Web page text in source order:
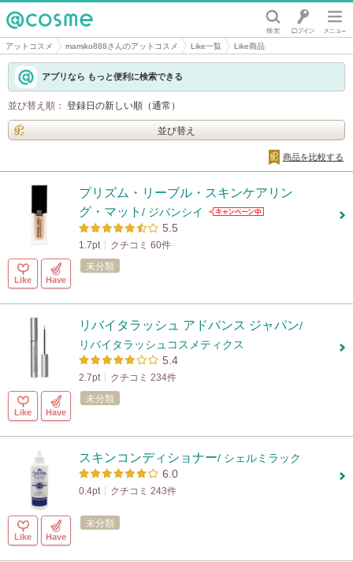
@cosme
アットコスメ mamiko888さんのアットコスメ Like一覧 Like商品
アプリなら もっと便利に検索できる
並び替え順： 登録日の新しい順（通常）
並び替え
商品を比較する
プリズム・リーブル・スキンケアリン
グ・マット / ジバンシイ
5.5
1.7pt クチコミ 60件
Like Have
未分類
リバイタラッシュ アドバンス ジャパン/
リバイタラッシュコスメティクス
5.4
2.7pt クチコミ 234件
Like Have
未分類
スキンコンディショナー/ シェルミラック
6.0
0.4pt クチコミ 243件
Like Have
未分類